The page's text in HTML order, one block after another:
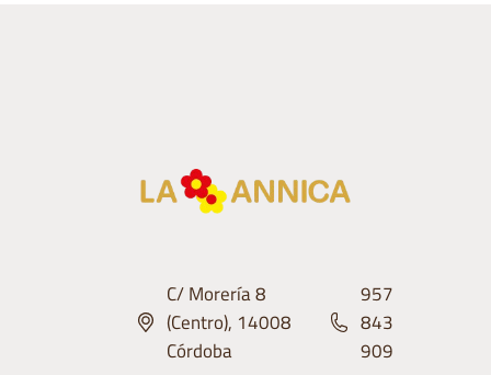
C/ Morería 8
(Centro), 14008
Córdoba
957
843
909